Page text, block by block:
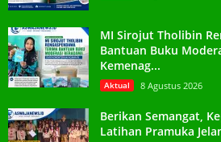
MI Sirojut Tholibin
Bantuan Buku
Kemenag...
Aktual 8 Agustus 2026
Berikan Semangat,
Latihan Pramuka